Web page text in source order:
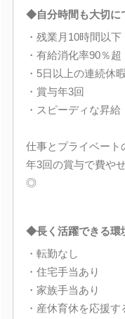
◆自分時間も大切に
・残業月10時間以下
・有給消化率90％超
・5日以上の連続休
・賞与年3回
・スピーディな昇給
仕事とプライベート
年3回の賞与で費や
◎
◆長く活躍できる環
・転勤なし
・住宅手当あり
・家族手当あり
・産休育休を応援す